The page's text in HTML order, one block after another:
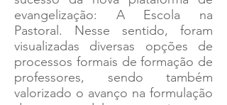
evangelização: A Escola na
Pastoral. Nesse sentido, foram
visualizadas diversas opções de
processos formais de formação de
professores, sendo também
valorizado o avanço na formulação